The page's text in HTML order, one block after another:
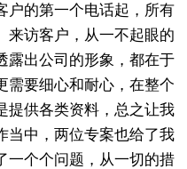
的第一个电话起，所有
来访客户，从一不起眼的
露出公司的形象，都在于
需要细心和耐心，在整个
提供各类资料，总之让我
当中，两位专案也给了我
一个个问题，从一切的措